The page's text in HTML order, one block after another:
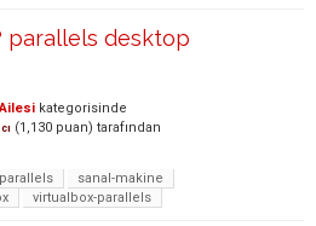
parallels desktop
kategorisinde
(1,130 puan) tarafından
parallels
sanal-makine
virtualbox-parallels